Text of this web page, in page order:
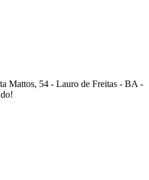
Mattos, 54 - Lauro de Freitas - BA -